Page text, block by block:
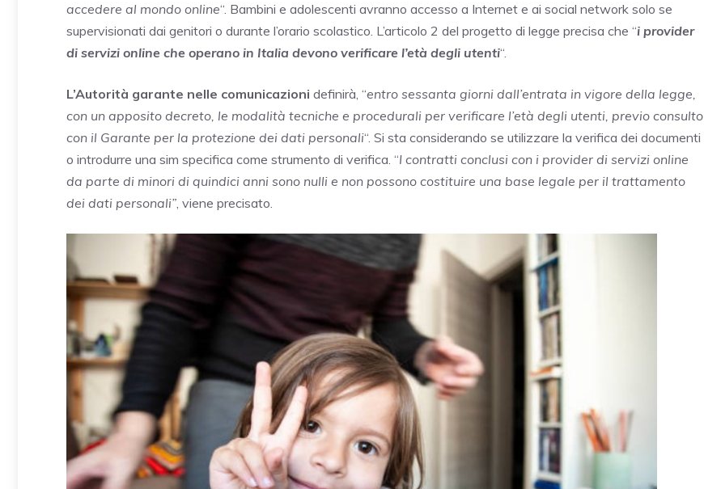
accedere al mondo online“. Bambini e adolescenti avranno accesso a Internet e ai social network solo se
supervisionati dai genitori o durante l’orario scolastico. L’articolo 2 del progetto di legge precisa che “i provider
di servizi online che operano in Italia devono verificare l’età degli utenti“.
L’Autorità garante nelle comunicazioni definirà, “entro sessanta giorni dall’entrata in vigore della legge,
con un apposito decreto, le modalità tecniche e procedurali per verificare l’età degli utenti, previo consulto
con il Garante per la protezione dei dati personali“. Si sta considerando se utilizzare la verifica dei documenti
o introdurre una sim specifica come strumento di verifica. “I contratti conclusi con i provider di servizi online
da parte di minori di quindici anni sono nulli e non possono costituire una base legale per il trattamento
dei dati personali”, viene precisato.